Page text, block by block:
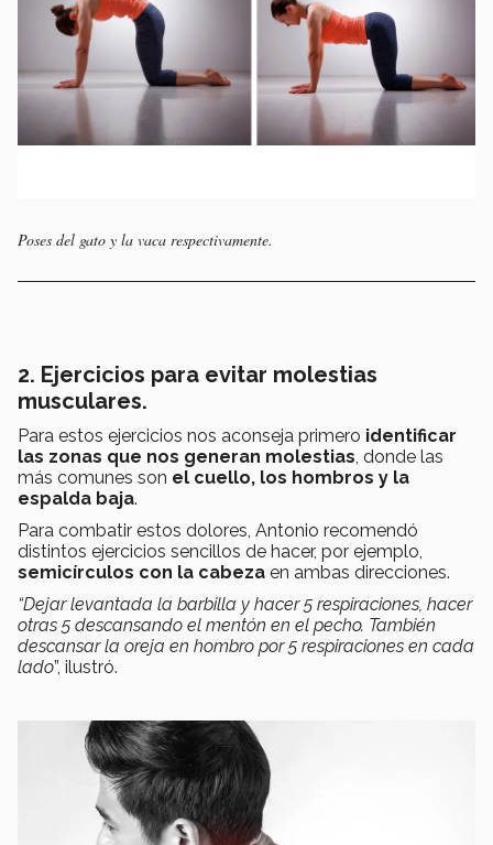
Poses del gato y la vaca respectivamente.
2. Ejercicios para evitar molestias
musculares.
Para estos ejercicios nos aconseja primero identificar
las zonas que nos generan molestias, donde las
más comunes son el cuello, los hombros y la
espalda baja.
Para combatir estos dolores, Antonio recomendó
distintos ejercicios sencillos de hacer, por ejemplo,
semicírculos con la cabeza en ambas direcciones.
“Dejar levantada la barbilla y hacer 5 respiraciones, hacer
otras 5 descansando el mentón en el pecho. También
descansar la oreja en hombro por 5 respiraciones en cada
lado”, ilustró.